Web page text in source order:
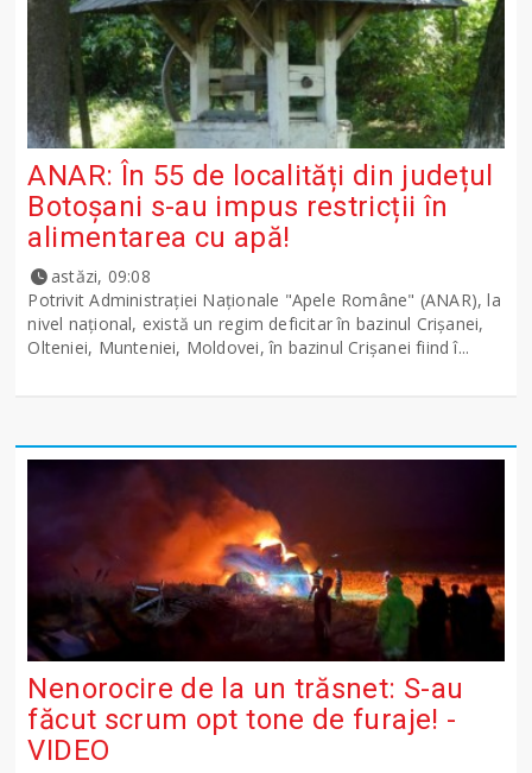
ANAR: În 55 de localități din județul
Botoșani s-au impus restricții în
alimentarea cu apă!
astăzi, 09:08
Potrivit Administraţiei Naţionale "Apele Române" (ANAR), la
nivel naţional, există un regim deficitar în bazinul Crişanei,
Olteniei, Munteniei, Moldovei, în bazinul Crişanei fiind î...
Nenorocire de la un trăsnet: S-au
făcut scrum opt tone de furaje! -
VIDEO